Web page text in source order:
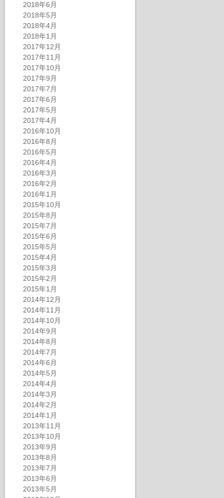
2018年6月
2018年5月
2018年4月
2018年1月
2017年12月
2017年11月
2017年10月
2017年9月
2017年7月
2017年6月
2017年5月
2017年4月
2016年10月
2016年8月
2016年5月
2016年4月
2016年3月
2016年2月
2016年1月
2015年10月
2015年8月
2015年7月
2015年6月
2015年5月
2015年4月
2015年3月
2015年2月
2015年1月
2014年12月
2014年11月
2014年10月
2014年9月
2014年8月
2014年7月
2014年6月
2014年5月
2014年4月
2014年3月
2014年2月
2014年1月
2013年11月
2013年10月
2013年9月
2013年8月
2013年7月
2013年6月
2013年5月